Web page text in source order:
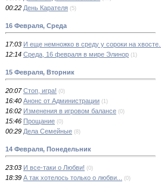
00:22 День Карателя (5)
16 Февраля, Среда
17:03 И еще немножко в среду у сороки на хвосте...
12:14 Среда, 16 февраля в мире Элинор (1)
15 Февраля, Вторник
20:07 Стоп, игра! (0)
16:40 Анонс от Администрации (1)
16:02 Изменения в игровом балансе (0)
15:46 Прощание (0)
00:29 Дела Семейные (8)
14 Февраля, Понедельник
23:03 И все-таки о Любви! (0)
18:39 А так хотелось только о любви... (0)